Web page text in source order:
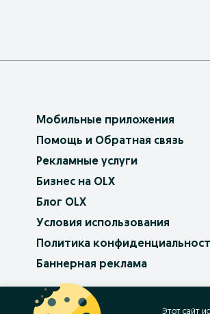
Мобильные приложения
Помощь и Обратная связь
Рекламные услуги
Бизнес на OLX
Блог OLX
Условия использования
Политика
Баннерная реклама
OLX.bg
Этот сайт